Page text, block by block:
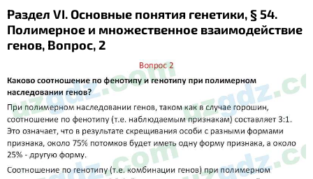
Раздел VI. Основные понятия генетики, § 54.
Полимерное и множественное взаимодействие
генов, Вопрос, 2